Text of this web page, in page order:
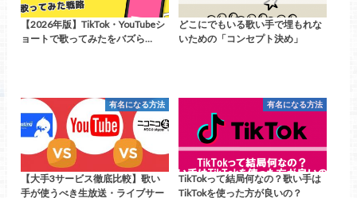
【2026年版】TikTok・YouTubeシ
ョートで歌ってみたをバズら…
どこにでもいる歌い手で埋もれな
いための「コンセプト決め」
有名になる方法
【大手3サービス徹底比較】歌い
手が使うべき生放送・ライブサー
有名になる方法
TikTokって結局何なの？歌い手は
TikTokを使った方が良いの？